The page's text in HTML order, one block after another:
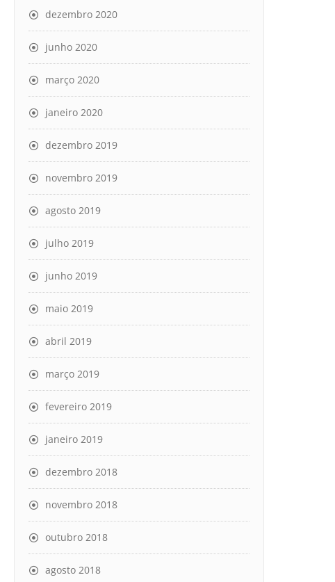
dezembro 2020
junho 2020
março 2020
janeiro 2020
dezembro 2019
novembro 2019
agosto 2019
julho 2019
junho 2019
maio 2019
abril 2019
março 2019
fevereiro 2019
janeiro 2019
dezembro 2018
novembro 2018
outubro 2018
agosto 2018